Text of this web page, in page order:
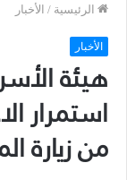
الرئيسية / الأخبار
الأخبار
هيئة
استمرار
من زيارة